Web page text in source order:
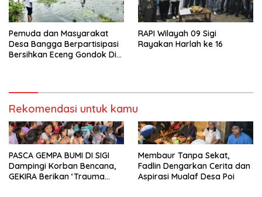
Pemuda dan Masyarakat
Desa Bangga Berpartisipasi
Bersihkan Eceng Gondok Di
RAPI Wilayah 09 Sigi
Rayakan Harlah ke 16
Rekomendasi untuk kamu
PASCA GEMPA BUMI DI SIGI
Dampingi Korban Bencana,
GEKIRA Berikan ‘Trauma
Membaur Tanpa Sekat,
Fadlin Dengarkan Cerita dan
Aspirasi Mualaf Desa Poi